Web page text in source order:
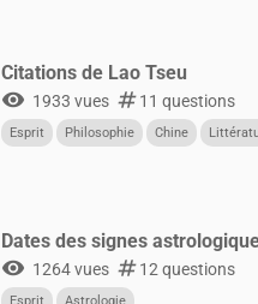
Citations de Lao Tseu
visibility 1933 vues numbers11 questions
Esprit Philosophie Chine
Dates des signes
visibility 1264 vues numbers12 questions